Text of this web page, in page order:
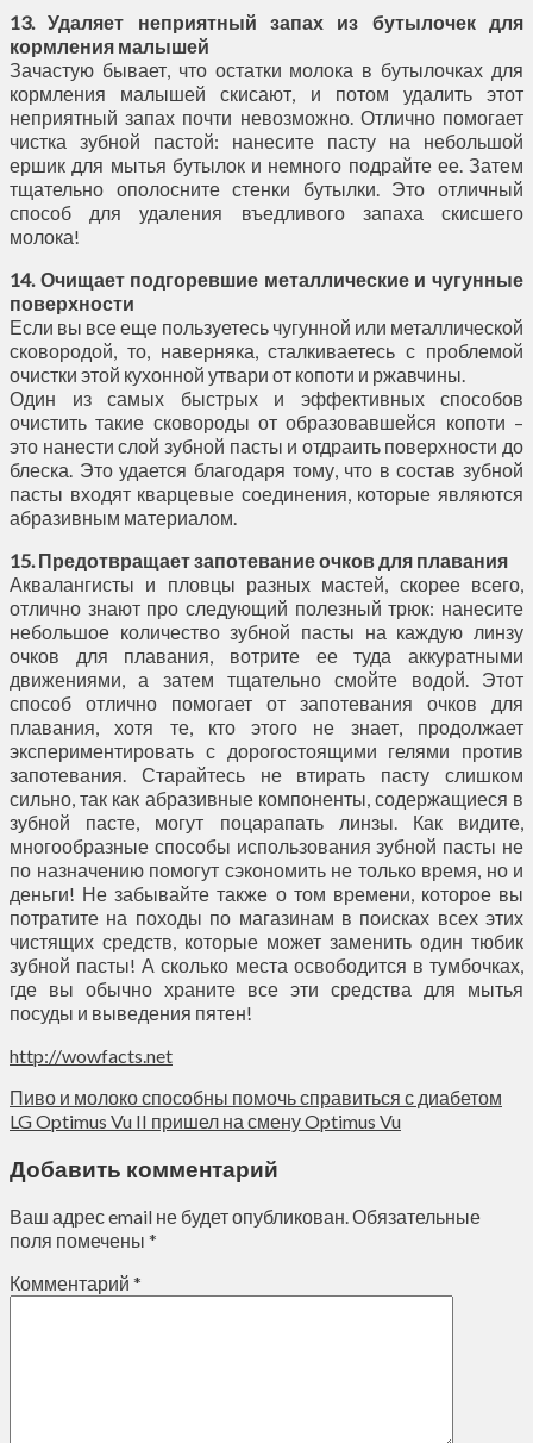
13. Удаляет неприятный запах из бутылочек для
кормления малышей
Зачастую бывает, что остатки молока в бутылочках для
кормления малышей скисают, и потом удалить этот
неприятный запах почти невозможно. Отлично помогает
чистка зубной пастой: нанесите пасту на небольшой
ершик для мытья бутылок и немного подрайте ее. Затем
тщательно ополосните стенки бутылки. Это отличный
способ для удаления въедливого запаха скисшего
молока!
14. Очищает подгоревшие металлические и чугунные
поверхности
Если вы все еще пользуетесь чугунной или металлической
сковородой, то, наверняка, сталкиваетесь с проблемой
очистки этой кухонной утвари от копоти и ржавчины.
Один из самых быстрых и эффективных способов
очистить такие сковороды от образовавшейся копоти –
это нанести слой зубной пасты и отдраить поверхности до
блеска. Это удается благодаря тому, что в состав зубной
пасты входят кварцевые соединения, которые являются
абразивным материалом.
15. Предотвращает запотевание очков для плавания
Аквалангисты и пловцы разных мастей, скорее всего,
отлично знают про следующий полезный трюк: нанесите
небольшое количество зубной пасты на каждую линзу
очков для плавания, вотрите ее туда аккуратными
движениями, а затем тщательно смойте водой. Этот
способ отлично помогает от запотевания очков для
плавания, хотя те, кто этого не знает, продолжает
экспериментировать с дорогостоящими гелями против
запотевания. Старайтесь не втирать пасту слишком
сильно, так как абразивные компоненты, содержащиеся в
зубной пасте, могут поцарапать линзы. Как видите,
многообразные способы использования зубной пасты не
по назначению помогут сэкономить не только время, но и
деньги! Не забывайте также о том времени, которое вы
потратите на походы по магазинам в поисках всех этих
чистящих средств, которые может заменить один тюбик
зубной пасты! А сколько места освободится в тумбочках,
где вы обычно храните все эти средства для мытья
посуды и выведения пятен!
http://wowfacts.net
Пиво и молоко способны помочь справиться с диабетом
LG Optimus Vu II пришел на смену Optimus Vu
Добавить комментарий
Ваш адрес email не будет опубликован.Обязательные
поля помечены *
Комментарий *